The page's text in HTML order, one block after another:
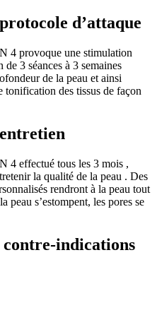
d’attaque
4 provoque une stimulation
3 séances à 3 semaines
de la peau et ainsi
tonification des tissus de façon
4 effectué tous les 3 mois ,
la qualité de la peau . Des
rendront à la peau tout
peau s’estompent, les pores se
contre-indications